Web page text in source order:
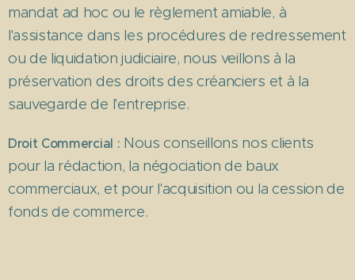
mandat ad hoc ou le règlement amiable, à
l'assistance dans les procédures de redressement
ou de liquidation judiciaire, nous veillons à la
préservation des droits des créanciers et à la
sauvegarde de l'entreprise.
Droit Commercial : Nous conseillons nos clients
pour la rédaction, la négociation de baux
commerciaux, et pour l'acquisition ou la cession de
fonds de commerce.